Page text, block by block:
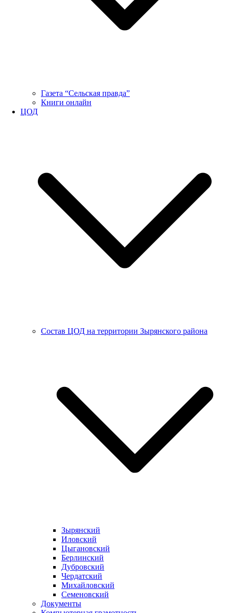
Газета “Сельская правда”
Книги онлайн
ЦОД
Состав ЦОД на территории Зырянского района
Зырянский
Иловский
Цыгановский
Берлинский
Дубровский
Чердатский
Михайловский
Семеновский
Документы